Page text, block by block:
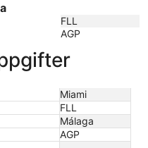
FLL
AGP
Miami
FLL
Málaga
AGP